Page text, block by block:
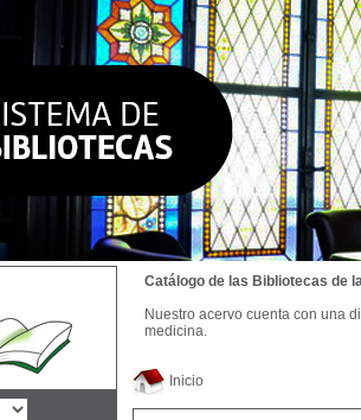
Inicio
Catálogo de las Bibliotecas de
Nuestro acervo cuenta con una
medicina.